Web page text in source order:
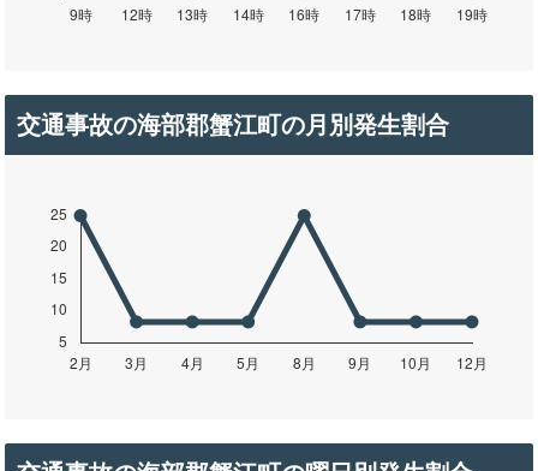
交通事故の海部郡蟹江町の月別発生割合